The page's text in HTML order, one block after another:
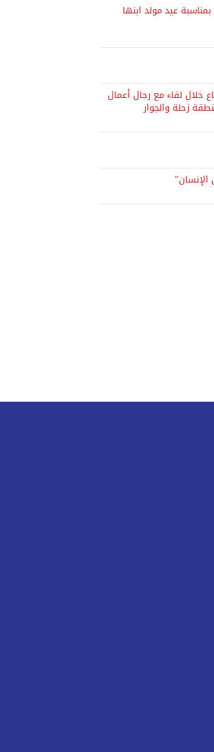
عيد مولد ابنها
خلال لقاء مع رجال أعمال
زحلة والجوار